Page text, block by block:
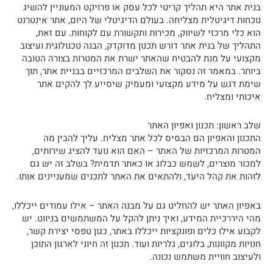
בנית אתר היא תהליך קריטי לכל עסק או פרויקט המעוניין להשיג
נוכחות דיגיטלית מצליחה. בעולם הדיגיטלי של היום, אתר אינטרנט
הוא כלי מרכזי לשיווק, מכירות ותקשורת עם לקוחות. עם זאת,
התהליך של בנית אתר דורש תכנון מדוקדק, הבנה טכנולוגית ועיצוב
מקצועי על מנת להבטיח שהאתר ישרת את המטרות בצורה הטובה
ביותר. במאמר זה נסקור את השלבים המרכזיים בבניית אתר, תוך
שימת דגש על מידע מקצועי ומעמיק שיסייע לך להקים אתר
איכותי ומצליח.
שלב ראשון: תכנון ואפיון האתר
התכנון והאפיון הם הבסיס לכל אתר מצליח. עליך להבין מה
המטרות המרכזיות של האתר – האם הוא נועד להציג שירותים,
למכור מוצרים, לשמש כבלוג או כאתר תדמית? בשלב זה יש גם
לזהות את קהל היעד, ולהתאים את האתר לתכנים שמעניינים אותו.
באפיון האתר יש להחליט גם על מבנה האתר – אילו עמודים ייכללו,
מהי היררכיית המידע, ואיך ניתן להקל על המשתמשים בניווט. יש
לקבוע אילו כלים ופונקציות ייכללו באתר, כגון טפסי יצירת קשר,
חנויות מקוונות, בלוגים, גלריות ועוד. תכנון זה חיוני לארגון התוכן
ולעיצוב חוויית משתמש נכונה.